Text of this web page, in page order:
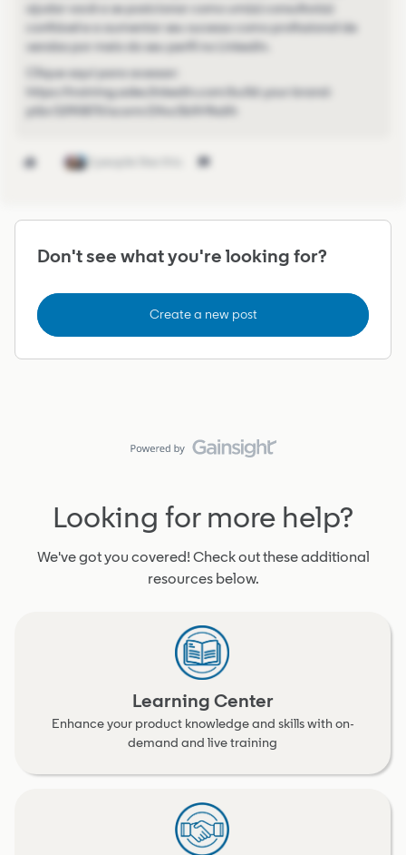
ajudar você a se posicionar como um(a) consultor(a)
confiável e a aumentar seu sucesso como profissional de
vendas por meio do seu perfil no LinkedIn.
Clique aqui para acessar:
https://training.sales.linkedin.com/build-your-brand-
ptbr/1090870/scorm/24vc5b9r9kdih
2 people like this
Don't see what you're looking for?
Create a new post
Looking for more help?
We've got you covered! Check out these additional
resources below.
Learning Center
Enhance your product knowledge and skills with on-
demand and live training